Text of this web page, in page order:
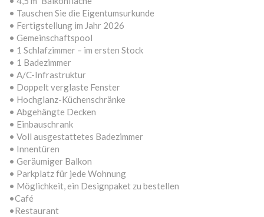
• Tauschen Sie die Eigentumsurkunde
• Fertigstellung im Jahr 2026
• Gemeinschaftspool
• 1 Schlafzimmer – im ersten Stock
• 1 Badezimmer
• A/C-Infrastruktur
• Doppelt verglaste Fenster
• Hochglanz-Küchenschränke
• Abgehängte Decken
• Einbauschrank
• Voll ausgestattetes Badezimmer
• Innentüren
• Geräumiger Balkon
• Parkplatz für jede Wohnung
• Möglichkeit, ein Designpaket zu bestellen
•Café
•Restaurant